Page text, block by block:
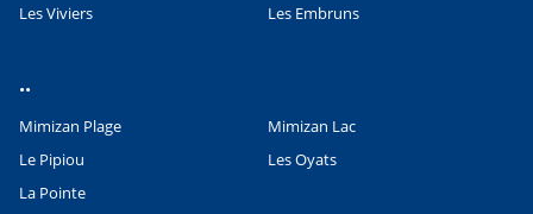
Les Viviers
Les Embruns
..
Mimizan Plage
Mimizan Lac
Le Pipiou
Les Oyats
La Pointe